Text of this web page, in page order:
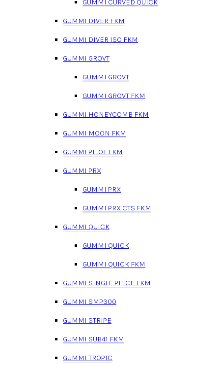
GUMMI CURVED QUICK
GUMMI DIVER FKM
GUMMI DIVER ISO FKM
GUMMI GROVT
GUMMI GROVT
GUMMI GROVT FKM
GUMMI HONEYCOMB FKM
GUMMI MOON FKM
GUMMI PILOT FKM
GUMMI PRX
GUMMI PRX
GUMMI PRX CTS FKM
GUMMI QUICK
GUMMI QUICK
GUMMI QUICK FKM
GUMMI SINGLE PIECE FKM
GUMMI SMP300
GUMMI STRIPE
GUMMI SUB41 FKM
GUMMI TROPIC